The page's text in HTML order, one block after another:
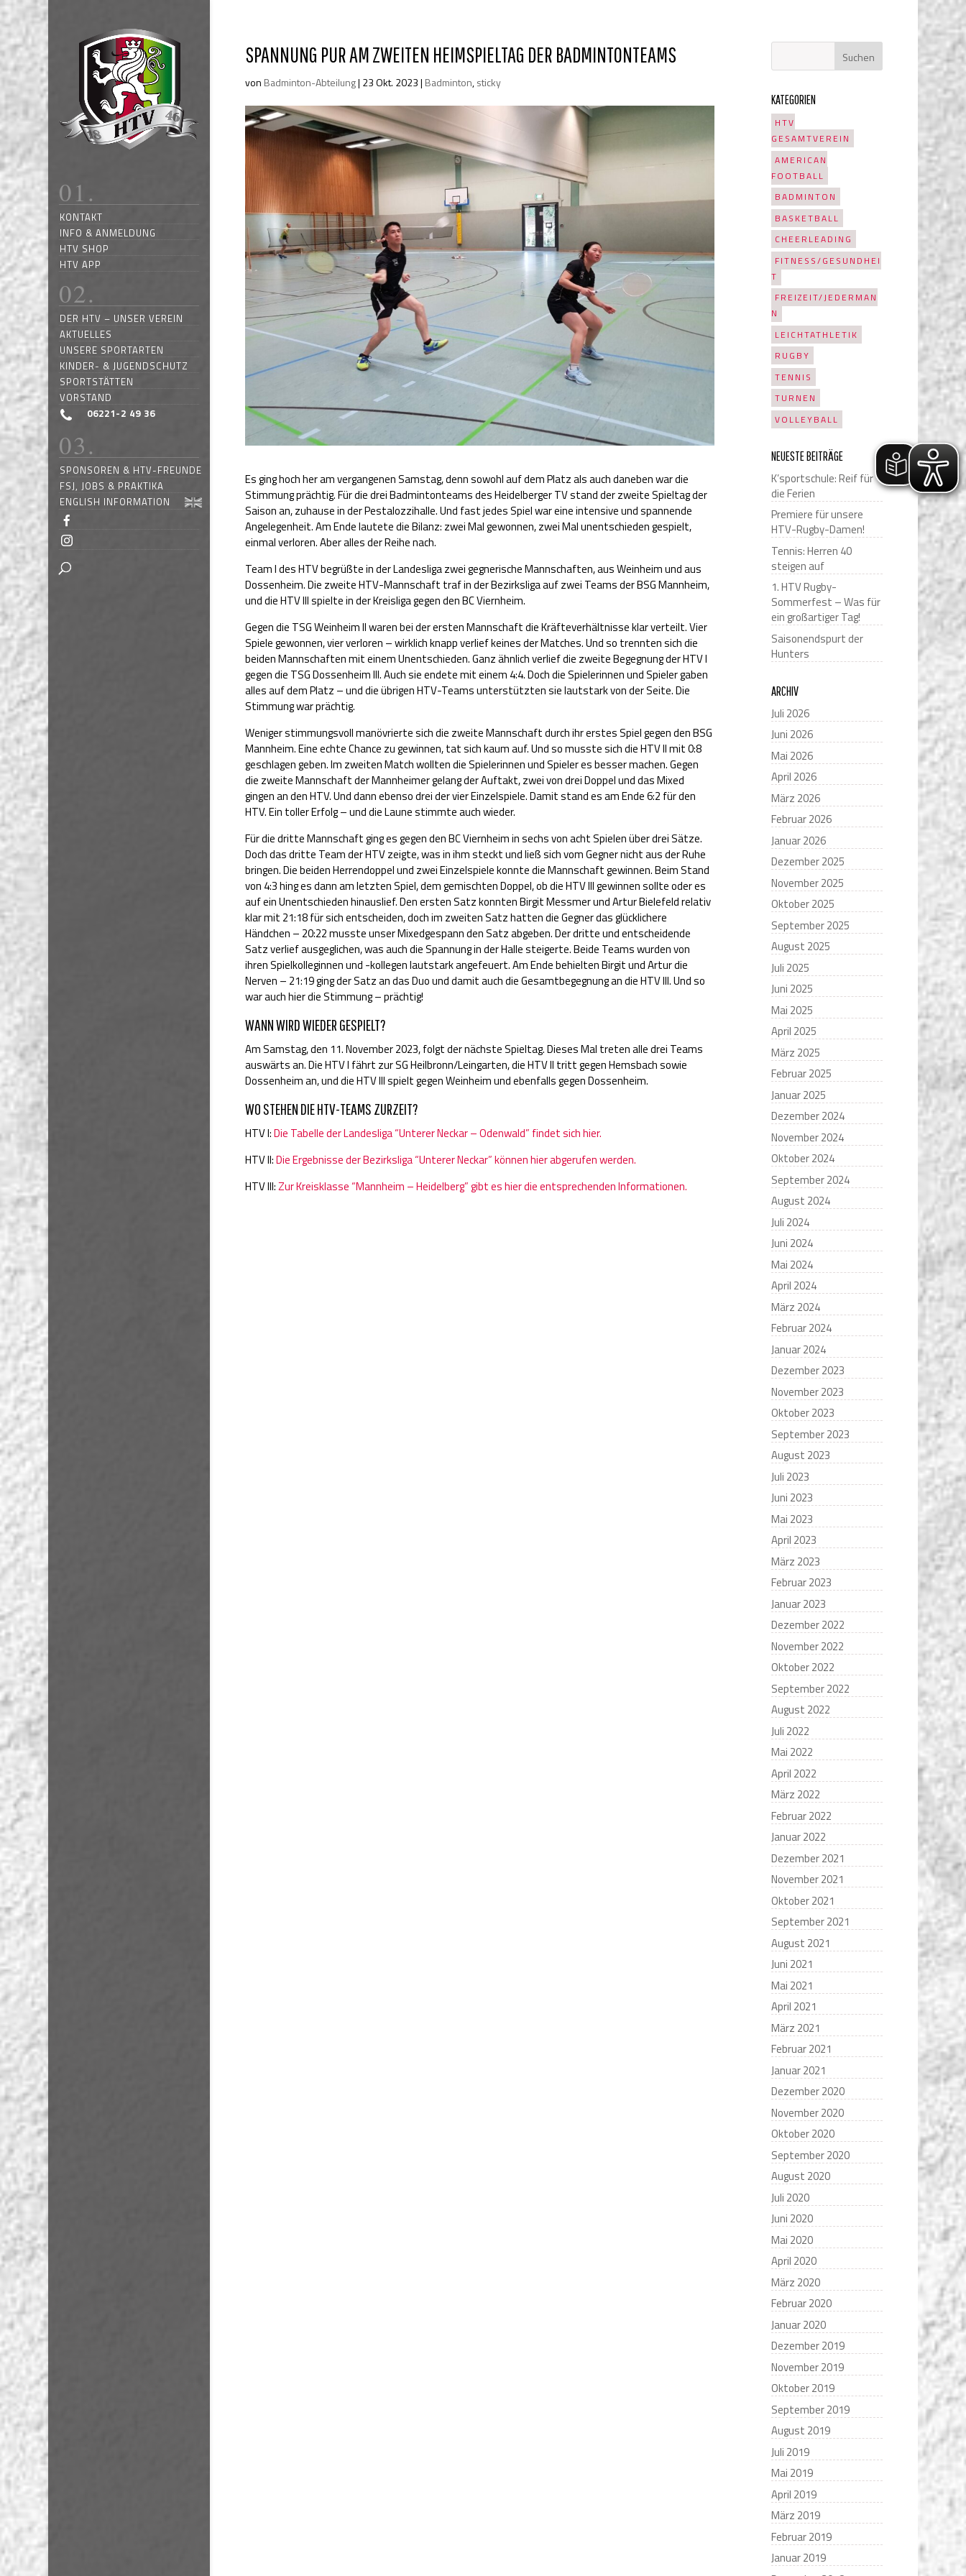
KONTAKT
INFO & ANMELDUNG
HTV SHOP
HTV APP
DER HTV – UNSER VEREIN
AKTUELLES
UNSERE SPORTARTEN
KINDER- & JUGENDSCHUTZ
SPORTSTÄTTEN
VORSTAND
06221-2 49 36
SPONSOREN & HTV-FREUNDE
FSJ, JOBS & PRAKTIKA
ENGLISH INFORMATION
SPANNUNG PUR AM ZWEITEN HEIMSPIELTAG DER BADMINTONTEAMS
von Badminton-Abteilung| 23 Okt. 2023| Badminton,sticky
Es ging hoch her am vergangenen Samstag, denn sowohl auf dem Platz als auch daneben war die
Stimmung prächtig. Für die drei Badmintonteams des Heidelberger TV stand der zweite Spieltag der
Saison an, zuhause in der Pestalozzihalle. Und fast jedes Spiel war eine intensive und spannende
Angelegenheit. Am Ende lautete die Bilanz: zwei Mal gewonnen, zwei Mal unentschieden gespielt,
einmal verloren. Aber alles der Reihe nach.
Team I des HTV begrüßte in der Landesliga zwei gegnerische Mannschaften, aus Weinheim und aus
Dossenheim. Die zweite HTV-Mannschaft traf in der Bezirksliga auf zwei Teams der BSG Mannheim,
und die HTV III spielte in der Kreisliga gegen den BC Viernheim.
Gegen die TSG Weinheim II waren bei der ersten Mannschaft die Kräfteverhältnisse klar verteilt. Vier
Spiele gewonnen, vier verloren – wirklich knapp verlief keines der Matches. Und so trennten sich die
beiden Mannschaften mit einem Unentschieden. Ganz ähnlich verlief die zweite Begegnung der HTV I
gegen die TSG Dossenheim III. Auch sie endete mit einem 4:4. Doch die Spielerinnen und Spieler gaben
alles auf dem Platz – und die übrigen HTV-Teams unterstützten sie lautstark von der Seite. Die
Stimmung war prächtig.
Weniger stimmungsvoll manövrierte sich die zweite Mannschaft durch ihr erstes Spiel gegen den BSG
Mannheim. Eine echte Chance zu gewinnen, tat sich kaum auf. Und so musste sich die HTV II mit 0:8
geschlagen geben. Im zweiten Match wollten die Spielerinnen und Spieler es besser machen. Gegen
die zweite Mannschaft der Mannheimer gelang der Auftakt, zwei von drei Doppel und das Mixed
gingen an den HTV. Und dann ebenso drei der vier Einzelspiele. Damit stand es am Ende 6:2 für den
HTV. Ein toller Erfolg – und die Laune stimmte auch wieder.
Für die dritte Mannschaft ging es gegen den BC Viernheim in sechs von acht Spielen über drei Sätze.
Doch das dritte Team der HTV zeigte, was in ihm steckt und ließ sich vom Gegner nicht aus der Ruhe
bringen. Die beiden Herrendoppel und zwei Einzelspiele konnte die Mannschaft gewinnen. Beim Stand
von 4:3 hing es dann am letzten Spiel, dem gemischten Doppel, ob die HTV III gewinnen sollte oder es
auf ein Unentschieden hinauslief. Den ersten Satz konnten Birgit Messmer und Artur Bielefeld relativ
klar mit 21:18 für sich entscheiden, doch im zweiten Satz hatten die Gegner das glücklichere
Händchen – 20:22 musste unser Mixedgespann den Satz abgeben. Der dritte und entscheidende
Satz verlief ausgeglichen, was auch die Spannung in der Halle steigerte. Beide Teams wurden von
ihren Spielkolleginnen und -kollegen lautstark angefeuert. Am Ende behielten Birgit und Artur die
Nerven – 21:19 ging der Satz an das Duo und damit auch die Gesamtbegegnung an die HTV III. Und so
war auch hier die Stimmung – prächtig!
WANN WIRD WIEDER GESPIELT?
Am Samstag, den 11. November 2023, folgt der nächste Spieltag. Dieses Mal treten alle drei Teams
auswärts an. Die HTV I fährt zur SG Heilbronn/Leingarten, die HTV II tritt gegen Hemsbach sowie
Dossenheim an, und die HTV III spielt gegen Weinheim und ebenfalls gegen Dossenheim.
WO STEHEN DIE HTV-TEAMS ZURZEIT?
HTV I:Die Tabelle der Landesliga “Unterer Neckar – Odenwald” findet sich hier.
HTV II:Die Ergebnisse der Bezirksliga “Unterer Neckar” können hier abgerufen werden.
HTV III:Zur Kreisklasse “Mannheim – Heidelberg” gibt es hier die entsprechenden Informationen.
KATEGORIEN
HTV
GESAMTVEREIN
AMERICAN
FOOTBALL
BADMINTON
BASKETBALL
CHEERLEADING
FITNESS/GESUNDHEI
T
FREIZEIT/JEDERMAN
N
LEICHTATHLETIK
RUGBY
TENNIS
TURNEN
VOLLEYBALL
NEUESTE BEITRÄGE
K’sportschule: Reif für
die Ferien
Premiere für unsere
HTV-Rugby-Damen!
Tennis: Herren 40
steigen auf
1. HTV Rugby-
Sommerfest – Was für
ein großartiger Tag!
Saisonendspurt der
Hunters
ARCHIV
Juli 2026
Juni 2026
Mai 2026
April 2026
März 2026
Februar 2026
Januar 2026
Dezember 2025
November 2025
Oktober 2025
September 2025
August 2025
Juli 2025
Juni 2025
Mai 2025
April 2025
März 2025
Februar 2025
Januar 2025
Dezember 2024
November 2024
Oktober 2024
September 2024
August 2024
Juli 2024
Juni 2024
Mai 2024
April 2024
März 2024
Februar 2024
Januar 2024
Dezember 2023
November 2023
Oktober 2023
September 2023
August 2023
Juli 2023
Juni 2023
Mai 2023
April 2023
März 2023
Februar 2023
Januar 2023
Dezember 2022
November 2022
Oktober 2022
September 2022
August 2022
Juli 2022
Mai 2022
April 2022
März 2022
Februar 2022
Januar 2022
Dezember 2021
November 2021
Oktober 2021
September 2021
August 2021
Juni 2021
Mai 2021
April 2021
März 2021
Februar 2021
Januar 2021
Dezember 2020
November 2020
Oktober 2020
September 2020
August 2020
Juli 2020
Juni 2020
Mai 2020
April 2020
März 2020
Februar 2020
Januar 2020
Dezember 2019
November 2019
Oktober 2019
September 2019
August 2019
Juli 2019
Mai 2019
April 2019
März 2019
Februar 2019
Januar 2019